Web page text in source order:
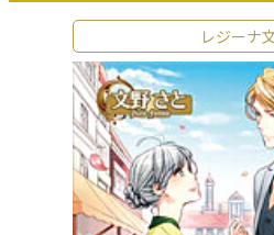
レジーナ